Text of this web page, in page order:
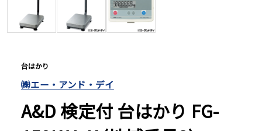
色々な計測器
レベル・勾配測定
オプション
台はかり
㈱エー・アンド・デイ
A&D 検定付 台はかり FG-